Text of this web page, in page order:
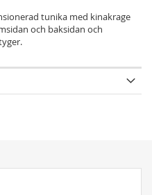
tunika med kinakrage
och baksidan och